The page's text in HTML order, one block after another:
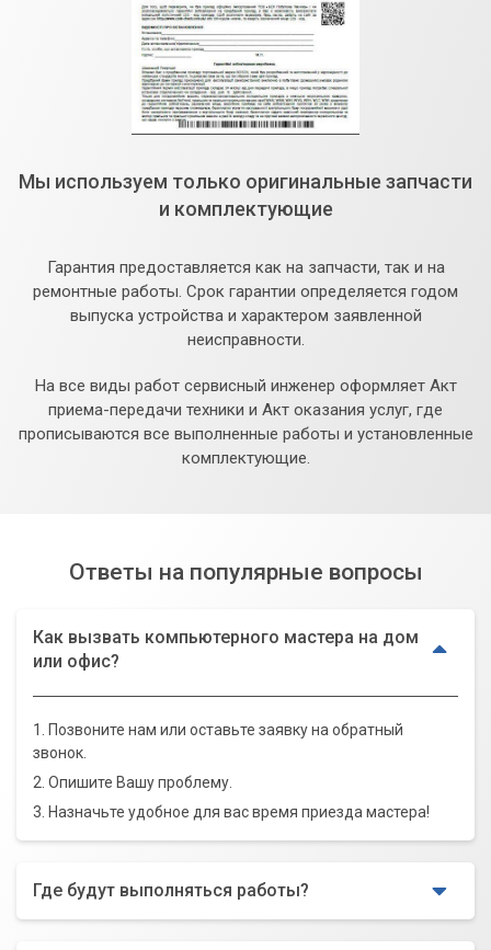
Мы используем только оригинальные запчасти
и комплектующие
Гарантия предоставляется как на запчасти, так и на
ремонтные работы. Срок гарантии определяется годом
выпуска устройства и характером заявленной
неисправности.
На все виды работ сервисный инженер оформляет Акт
приема-передачи техники и Акт оказания услуг, где
прописываются все выполненные работы и установленные
комплектующие.
Ответы на популярные вопросы
Как вызвать компьютерного мастера на дом
или офис?
1. Позвоните нам или оставьте заявку на обратный
звонок.
2. Опишите Вашу проблему.
3. Назначьте удобное для вас время приезда мастера!
Где будут выполняться работы?